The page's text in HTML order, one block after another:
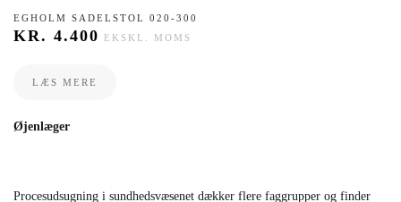
EGHOLM SADELSTOL 020-300
KR. 4.400 EKSKL. MOMS
LÆS MERE
Øjenlæger
Procesudsugning i sundhedsvæsenet dækker flere faggrupper og finder